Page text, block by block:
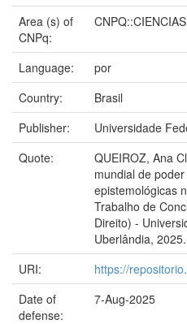
Area (s) of
CNPq:
Language:
por
Country:
Brasil
Publisher:
Universidade
Quote:
QUEIROZ, Ana
mundial de
epistemológicas
Trabalho de
Direito) -
Uberlândia, 2025.
URI:
https://
Date of
defense:
7-Aug-2025